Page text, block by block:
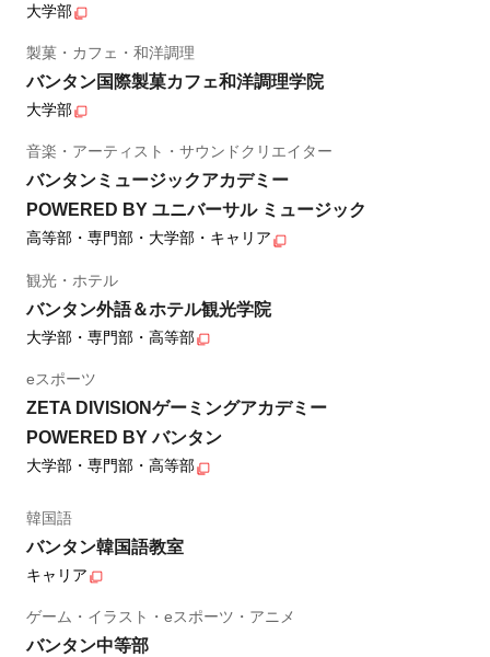
大学部
製菓・カフェ・和洋調理
バンタン国際製菓カフェ和洋調理学院
大学部
音楽・アーティスト・サウンドクリエイター
バンタンミュージックアカデミー
POWERED BY ユニバーサル ミュージック
高等部・専門部・大学部・キャリア
観光・ホテル
バンタン外語＆ホテル観光学院
大学部・専門部・高等部
eスポーツ
ZETA DIVISIONゲーミングアカデミー
POWERED BY バンタン
大学部・専門部・高等部
韓国語
バンタン韓国語教室
キャリア
ゲーム・イラスト・eスポーツ・アニメ
バンタン中等部